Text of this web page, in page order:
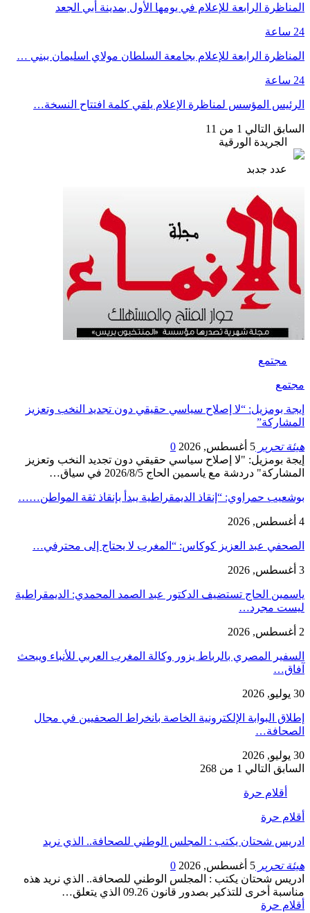
المناظرة الرابعة للإعلام في يومها الأول بمدينة أبي الجعد
24 ساعة
المناظرة الرابعة للإعلام بجامعة السلطان مولاي اسليمان ببني …
24 ساعة
الرئيس المؤسس لمناظرة الإعلام يلقي كلمة افتتاح النسخة…
السابق التالي 1 من 11
الجريدة الورقية
عدد جدبد
مجتمع
مجتمع
إيجة بومزيل: “لا إصلاح سياسي حقيقي دون تجديد النخب وتعزيز
المشاركة”
هيئة تحرير 5 أغسطس, 2026
0
إيجة بومزيل: "لا إصلاح سياسي حقيقي دون تجديد النخب وتعزيز
المشاركة" دردشة مع ياسمين الحاج 2026/8/5 في سياق…
بوشعيب حمراوي: “إنقاذ الديمقراطية يبدأ بإنقاذ ثقة المواطن……
4 أغسطس, 2026
الصحفي عبد العزيز كوكاس: “المغرب لا يحتاج إلى محترفي…
3 أغسطس, 2026
ياسمين الحاج تستضيف الدكتور عبد الصمد المحمدي: الديمقراطية
ليست مجرد…
2 أغسطس, 2026
السفير المصري بالرباط يزور وكالة المغرب العربي للأنباء ويبحث
آفاق…
30 يوليو, 2026
إطلاق البوابة الإلكترونية الخاصة بانخراط الصحفيين في مجال
الصحافة…
30 يوليو, 2026
السابق التالي 1 من 268
أقلام حرة
أقلام حرة
ادريس شحتان يكتب : المجلس الوطني للصحافة.. الذي نريد
هيئة تحرير 5 أغسطس, 2026
0
ادريس شحتان يكتب : المجلس الوطني للصحافة.. الذي نريد هذه
مناسبة أخرى للتذكير بصدور قانون 09.26 الذي يتعلق…
أقلام حرة